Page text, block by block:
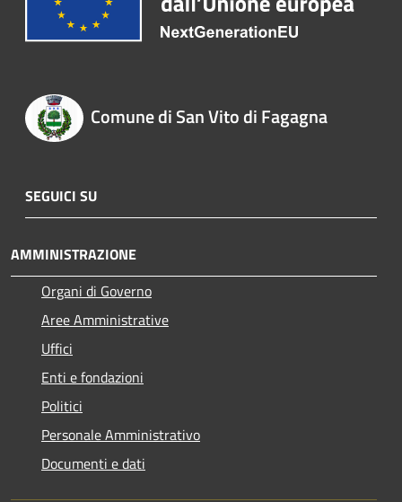
Comune di San Vito di Fagagna
SEGUICI SU
AMMINISTRAZIONE
Organi di Governo
Aree Amministrative
Uffici
Enti e fondazioni
Politici
Personale Amministrativo
Documenti e dati